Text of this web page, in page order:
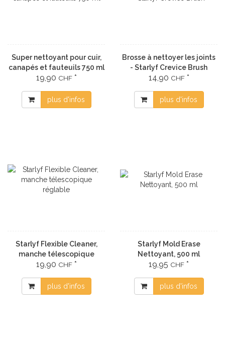
Super nettoyant pour cuir,
canapés et fauteuils 750 ml
19,90 CHF*
plus d'infos
Brosse à nettoyer les joints
- Starlyf Crevice Brush
14,90 CHF*
plus d'infos
Starlyf Flexible Cleaner,
manche télescopique
réglable
19,90 CHF*
plus d'infos
Starlyf Mold Erase
Nettoyant, 500 ml
19,95 CHF *
plus d'infos